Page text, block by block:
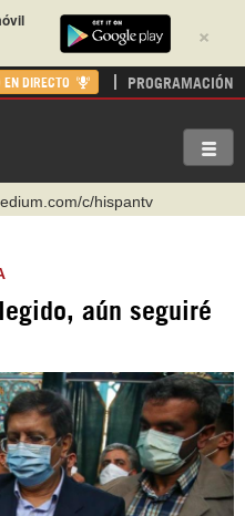
×
EN DIRECTO PROGRAMACIÓN
c/hispantv
hispan_tv
Nexolatino.Canal
@nexo_latino
hispantvcanal
aún seguiré